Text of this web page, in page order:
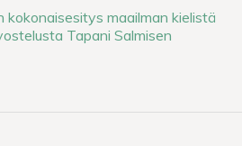
kokonaisesitys maailman kielistä
Tapani Salmisen